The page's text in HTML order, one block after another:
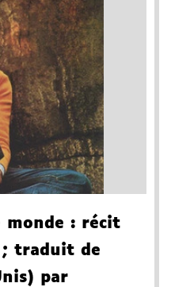
monde : récit
; traduit de
par